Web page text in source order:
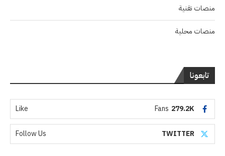
منصات تقنية
منصات محلية
تابعونا
279.2K
Fans
Like
TWITTER
Follow Us